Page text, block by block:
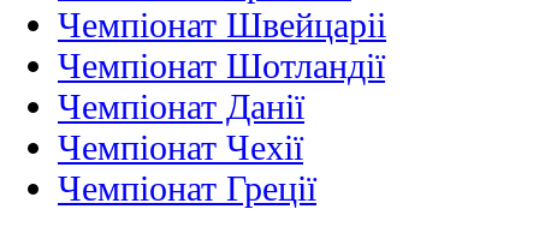
Чемпіонат Швейцаріі
Чемпіонат Шотландії
Чемпіонат Данії
Чемпіонат Чехії
Чемпіонат Греції